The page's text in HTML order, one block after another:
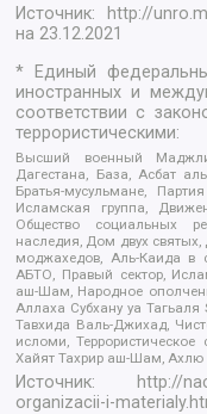
Источник: http://
на23.12.2021
* Единый
иностранных и
соответствии с
террористическими:
Высший военный
Дагестана, База, Асбат
Братья-мусульмане,
Исламская группа,
Общество социальных
наследия, Дом двух
моджахедов, Аль-Каида в
АБТО, Правый сектор,
аш-Шам, Народное
Аллаха Субхану уа
Тавхида Валь-Джихад,
исломи,
Хайят Тахрир аш-Шам,
Источник:
http://
organizacii-i-